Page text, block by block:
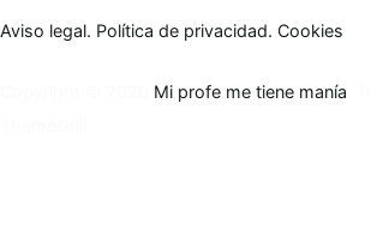
Aviso legal. Política de privacidad. Cookies
Mi profe me tiene manía